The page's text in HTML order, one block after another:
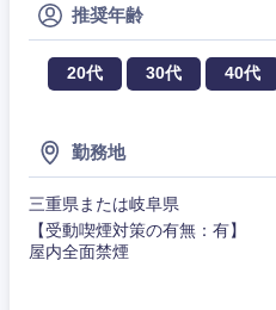
推奨年齢
20代 30代 40代
勤務地
三重県または岐阜県
【受動喫煙対策の有無：有】
屋内全面禁煙
山梨県